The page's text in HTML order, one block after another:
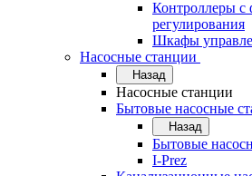
Контроллеры с
регулирования
Шкафы
Насосные станции
Назад
Насосные станции
Бытовые насосные
Назад
Бытовые
I-Prez